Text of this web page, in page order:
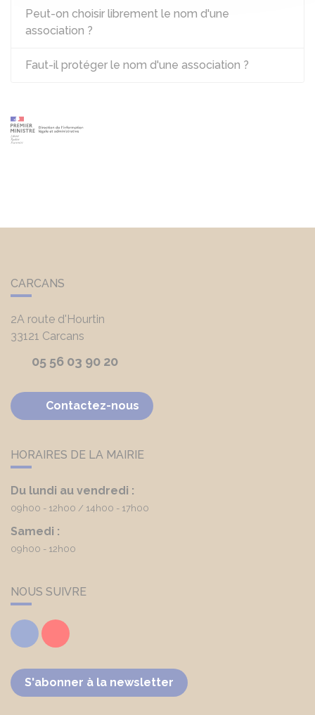
Peut-on choisir librement le nom d'une
association ?
Faut-il protéger le nom d'une association ?
CARCANS
2A route d'Hourtin
33121 Carcans
05 56 03 90 20
Contactez-nous
HORAIRES DE LA MAIRIE
Du lundi au vendredi :
09h00 - 12h00 14h00 - 17h00
Samedi :
09h00 - 12h00
NOUS SUIVRE
FacebookYoutube
S'abonner à la newsletter